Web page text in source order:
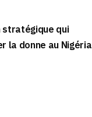
stratégique qui
la donne au Nigéria